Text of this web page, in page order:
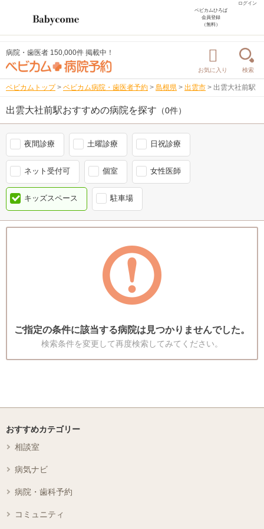
ログイン
ベビカムひろば
会員登録
（無料）
病院・歯医者 150,000件 掲載中！
お気に入り 検索
ベビカムトップ > ベビカム病院・歯医者予約 > 島根県 > 出雲市 > 出雲大社前駅
出雲大社前駅おすすめの病院を探す （0件）
夜間診療 土曜診療 日祝診療
ネット受付可 個室 女性医師
キッズスペース 駐車場
ご指定の条件に該当する病院は見つかりませんでした。
検索条件を変更して再度検索してみてください。
おすすめカテゴリー
相談室
病気ナビ
病院・歯科予約
コミュニティ